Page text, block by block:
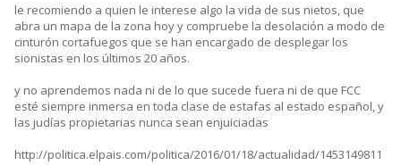
le recomiendo a quien le interese algo la vida de sus nietos, que
abra un mapa de la zona hoy y compruebe la desolación a modo de
cinturón cortafuegos que se han encargado de desplegar los
sionistas en los últimos 20 años.
y no aprendemos nada ni de lo que sucede fuera ni de que FCC
esté siempre inmersa en toda clase de estafas al estado español, y
las judías propietarias nunca sean enjuiciadas
http://politica.elpais.com/politica/2016/01/18/actualidad/1453149811